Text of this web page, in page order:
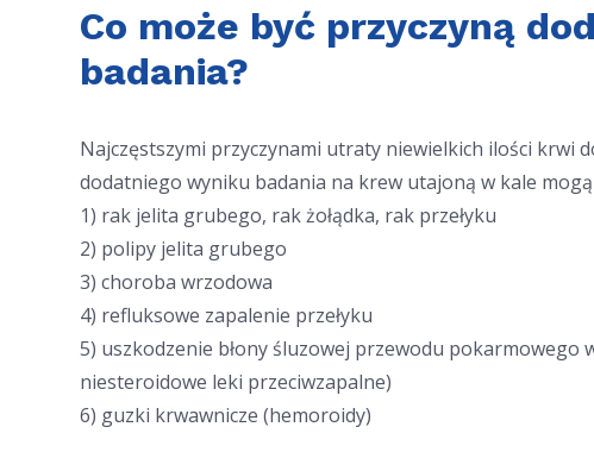
Co może być przyczyną
badania?
Najczęstszymi przyczynami utraty niewielkich ilości krwi
dodatniego wyniku badania na krew utajoną w kale mogą
1) rak jelita grubego, rak żołądka, rak przełyku
2) polipy jelita grubego
3) choroba wrzodowa
4) refluksowe zapalenie przełyku
5) uszkodzenie błony śluzowej przewodu pokarmowego
niesteroidowe leki przeciwzapalne)
6) guzki krwawnicze (hemoroidy)